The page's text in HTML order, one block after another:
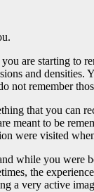
are starting to
and
remember
that you can
to be
were visited
while you
the
a very active